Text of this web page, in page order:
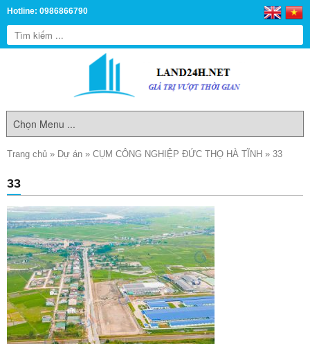
Hotline: 0986866790
Trang chủ » Dự án » CỤM CÔNG NGHIỆP ĐỨC THỌ HÀ TĨNH » 33
33